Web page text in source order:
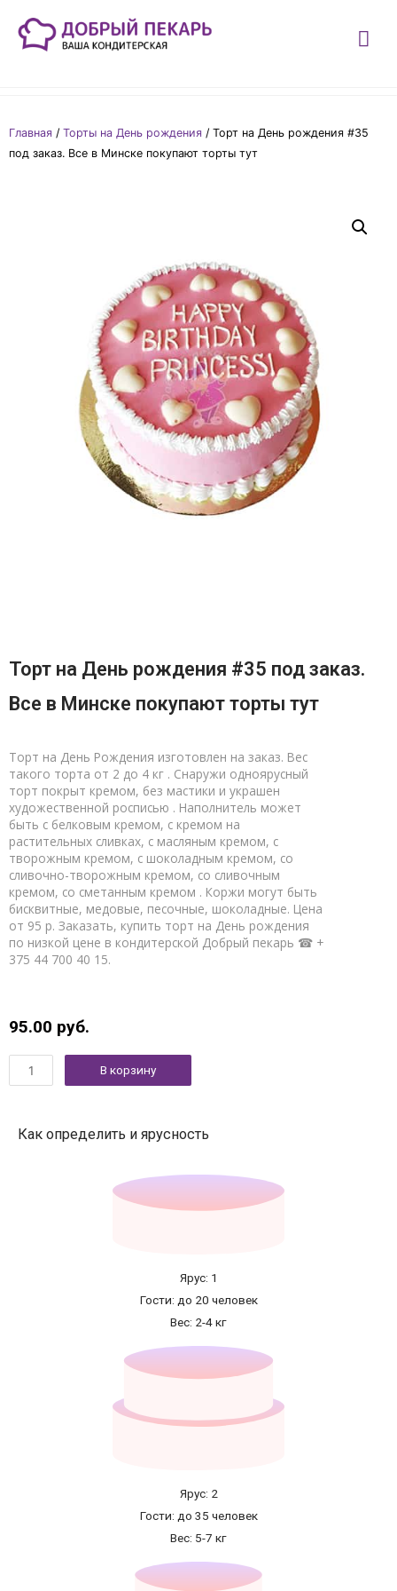
Главная / Торты на День рождения / Торт на День рождения #35
под заказ. Все в Минске покупают торты тут
Торт на День рождения #35 под заказ.
Все в Минске покупают торты тут
Торт на День Рождения изготовлен на заказ. Вес
такого торта от 2 до 4 кг . Снаружи одноярусный
торт покрыт кремом, без мастики и украшен
художественной росписью . Наполнитель может
быть с белковым кремом, с кремом на
растительных сливках, с масляным кремом, с
творожным кремом, с шоколадным кремом, со
сливочно-творожным кремом, со сливочным
кремом, со сметанным кремом . Коржи могут быть
бисквитные, медовые, песочные, шоколадные. Цена
от 95 р. Заказать, купить торт на День рождения
по низкой цене в кондитерской Добрый пекарь ☎ +
375 44 700 40 15.
95.00 руб.
В корзину
Как определить и ярусность
Ярус: 1
Гости: до 20 человек
Вес: 2-4 кг
Ярус: 2
Гости: до 35 человек
Вес: 5-7 кг